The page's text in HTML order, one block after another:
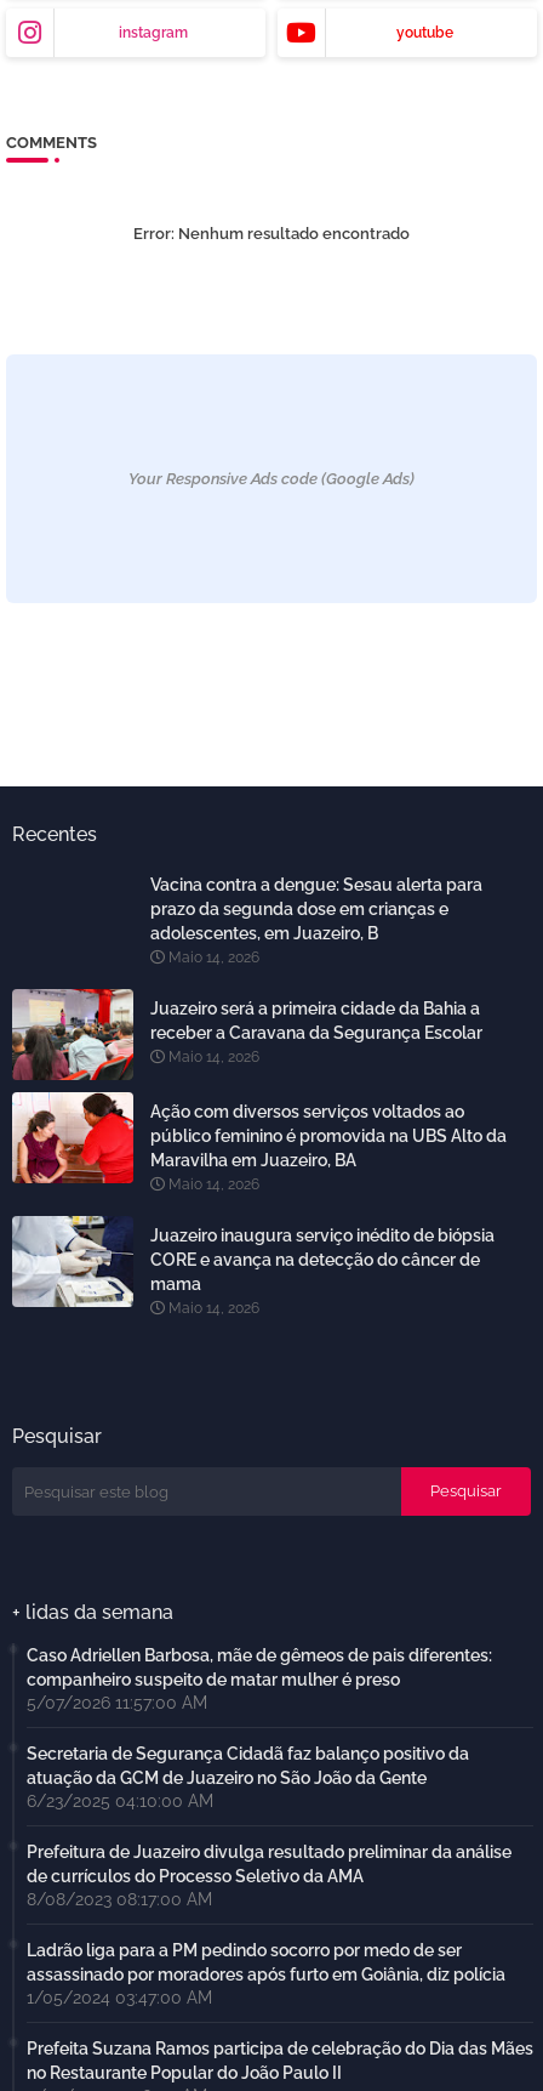
instagram youtube
COMMENTS
Error: Nenhum resultado encontrado
Your Responsive Ads code (Google Ads)
Recentes
Vacina contra a dengue: Sesau alerta para
prazo da segunda dose em crianças e
adolescentes, em Juazeiro, B
Maio 14, 2026
Juazeiro será a primeira cidade da Bahia a
receber a Caravana da Segurança Escolar
Maio 14, 2026
Ação com diversos serviços voltados ao
público feminino é promovida na UBS Alto da
Maravilha em Juazeiro, BA
Maio 14, 2026
Juazeiro inaugura serviço inédito de biópsia
CORE e avança na detecção do câncer de
mama
Maio 14, 2026
Pesquisar
+ lidas da semana
Caso Adriellen Barbosa, mãe de gêmeos de pais diferentes:
companheiro suspeito de matar mulher é preso
5/07/2026 11:57:00 AM
Secretaria de Segurança Cidadã faz balanço positivo da
atuação da GCM de Juazeiro no São João da Gente
6/23/2025 04:10:00 AM
Prefeitura de Juazeiro divulga resultado preliminar da análise
de currículos do Processo Seletivo da AMA
8/08/2023 08:17:00 AM
Ladrão liga para a PM pedindo socorro por medo de ser
assassinado por moradores após furto em Goiânia, diz polícia
1/05/2024 03:47:00 AM
Prefeita Suzana Ramos participa de celebração do Dia das Mães
no Restaurante Popular do João Paulo II